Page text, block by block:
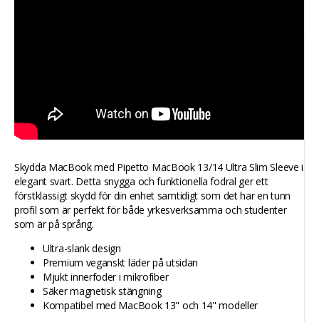
Skydda MacBook med Pipetto MacBook 13/14 Ultra Slim Sleeve i
elegant svart. Detta snygga och funktionella fodral ger ett
förstklassigt skydd för din enhet samtidigt som det har en tunn
profil som är perfekt för både yrkesverksamma och studenter
som är på språng.
Ultra-slank design
Premium veganskt läder på utsidan
Mjukt innerfoder i mikrofiber
Säker magnetisk stängning
Kompatibel med MacBook 13" och 14" modeller